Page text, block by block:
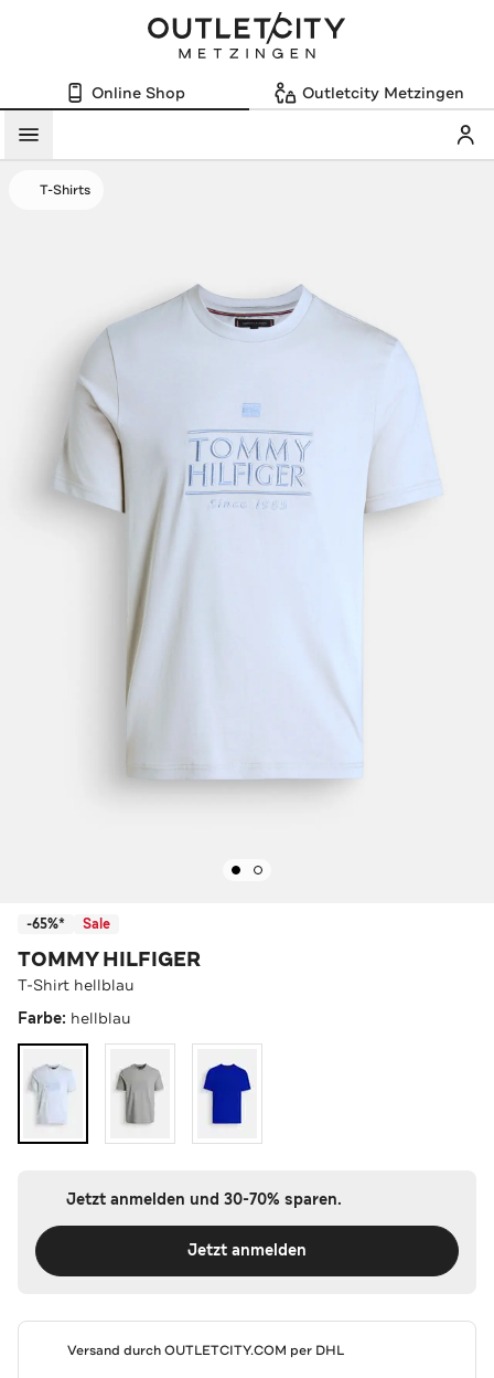
Online Shop Outletcity Metzingen
Menü
T-Shirts
-65%* Sale
TOMMY HILFIGER
T-Shirt hellblau
Farbe: hellblau
Jetzt anmelden und 30-70% sparen.
Jetzt anmelden
Versand durchOUTLETCITY.COM per DHL